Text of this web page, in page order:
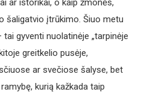
šaligatvio įtrūkimo. Šiuo metu
gyventi nuolatinėje „tarpinėje
greitkelio pusėje,
ar svečiose šalyse, bet
kurią kažkada taip